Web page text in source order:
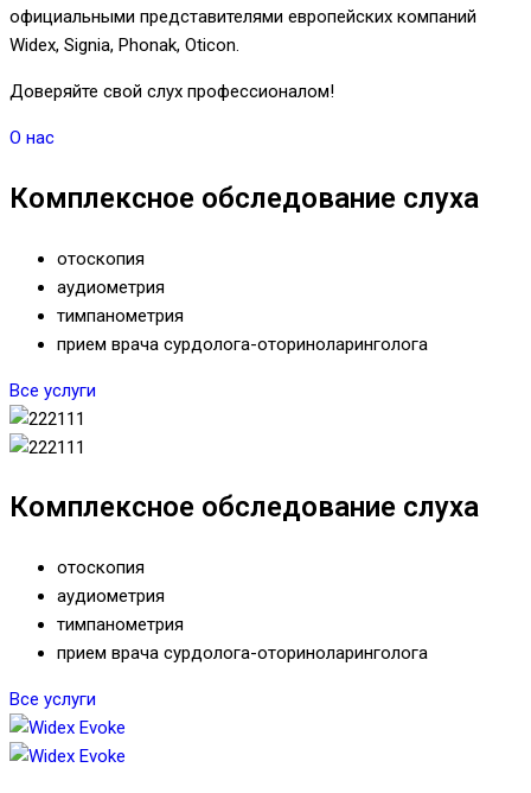
официальными представителями европейских компаний
Widex, Signia, Phonak, Oticon.
Доверяйте свой слух профессионалом!
О нас
Комплексное обследование слуха
отоскопия
аудиометрия
тимпанометрия
прием врача сурдолога-оториноларинголога
Все услуги
Комплексное обследование слуха
отоскопия
аудиометрия
тимпанометрия
прием врача сурдолога-оториноларинголога
Все услуги